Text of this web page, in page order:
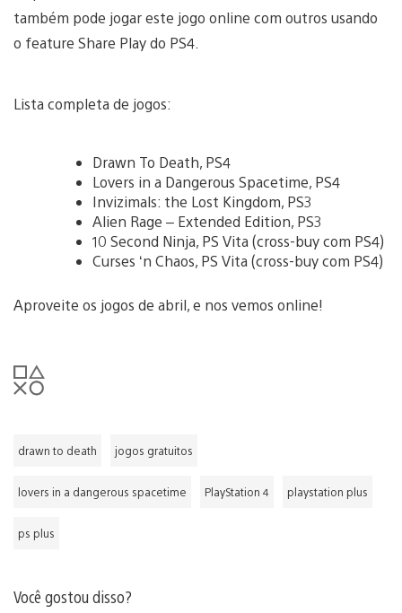
também pode jogar este jogo online com outros usando
o feature Share Play do PS4.
Lista completa de jogos:
Drawn To Death, PS4
Lovers in a Dangerous Spacetime, PS4
Invizimals: the Lost Kingdom, PS3
Alien Rage – Extended Edition, PS3
10 Second Ninja, PS Vita (cross-buy com PS4)
Curses ‘n Chaos, PS Vita (cross-buy com PS4)
Aproveite os jogos de abril, e nos vemos online!
drawn to death jogos gratuitos
lovers in a dangerous spacetime PlayStation 4 playstation plus
ps plus
Você gostou disso?